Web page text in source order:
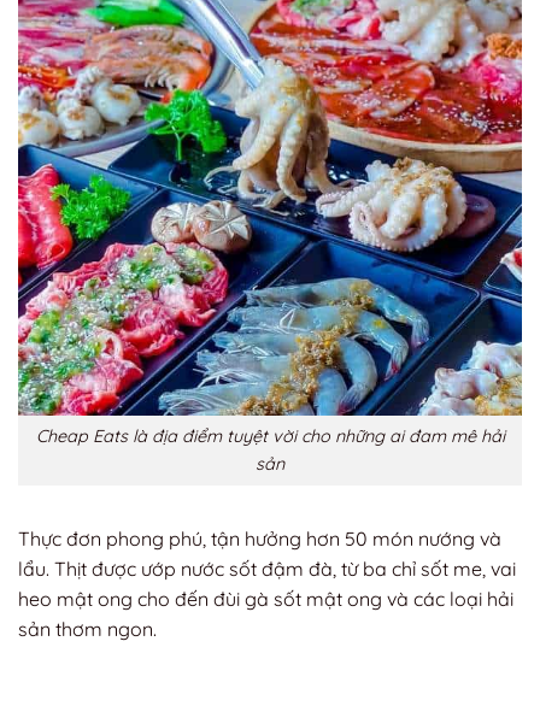
Cheap Eats là địa điểm tuyệt vời cho những ai đam mê hải
sản
Thực đơn phong phú, tận hưởng hơn 50 món nướng và
lẩu. Thịt được ướp nước sốt đậm đà, từ ba chỉ sốt me, vai
heo mật ong cho đến đùi gà sốt mật ong và các loại hải
sản thơm ngon.